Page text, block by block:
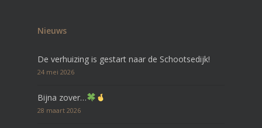
Nieuws
De verhuizing is gestart naar de Schootsedijk!
24 mei 2026
Bijna zover…
28 maart 2026